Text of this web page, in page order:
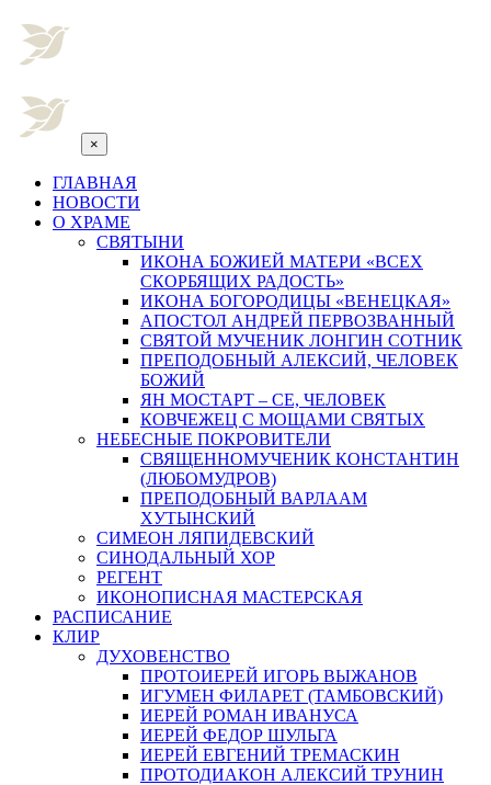
×
ГЛАВНАЯ
НОВОСТИ
О ХРАМЕ
СВЯТЫНИ
ИКОНА БОЖИЕЙ МАТЕРИ «ВСЕХ
СКОРБЯЩИХ РАДОСТЬ»
ИКОНА БОГОРОДИЦЫ «ВЕНЕЦКАЯ»
АПОСТОЛ АНДРЕЙ ПЕРВОЗВАННЫЙ
СВЯТОЙ МУЧЕНИК ЛОНГИН СОТНИК
ПРЕПОДОБНЫЙ АЛЕКСИЙ, ЧЕЛОВЕК
БОЖИЙ
ЯН МОСТАРТ – СЕ, ЧЕЛОВЕК
КОВЧЕЖЕЦ С МОЩАМИ СВЯТЫХ
НЕБЕСНЫЕ ПОКРОВИТЕЛИ
СВЯЩЕННОМУЧЕНИК КОНСТАНТИН
(ЛЮБОМУДРОВ)
ПРЕПОДОБНЫЙ ВАРЛААМ
ХУТЫНСКИЙ
СИМЕОН ЛЯПИДЕВСКИЙ
СИНОДАЛЬНЫЙ ХОР
РЕГЕНТ
ИКОНОПИСНАЯ МАСТЕРСКАЯ
РАСПИСАНИЕ
КЛИР
ДУХОВЕНСТВО
ПРОТОИЕРЕЙ ИГОРЬ ВЫЖАНОВ
ИГУМЕН ФИЛАРЕТ (ТАМБОВСКИЙ)
ИЕРЕЙ РОМАН ИВАНУСА
ИЕРЕЙ ФЕДОР ШУЛЬГА
ИЕРЕЙ ЕВГЕНИЙ ТРЕМАСКИН
ПРОТОДИАКОН АЛЕКСИЙ ТРУНИН